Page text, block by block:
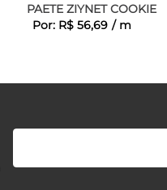
PAETE ZIYNET COOKIE
Por: R$ 56,69 / m